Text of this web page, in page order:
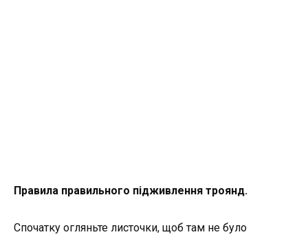
Правила правильного підживлення троянд.
Спочатку огляньте листочки, щоб там не було